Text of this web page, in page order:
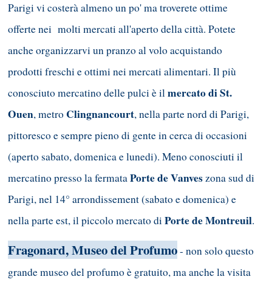
Parigi vi costerà almeno un po' ma troverete ottime
offerte nei molti mercati all'aperto della città. Potete
anche organizzarvi un pranzo al volo acquistando
prodotti freschi e ottimi nei mercati alimentari. Il più
conosciuto mercatino delle pulci è ilmercato di St.
Ouen, metro Clingnancourt, nella parte nord di Parigi,
pittoresco e sempre pieno di gente in cerca di occasioni
(aperto sabato, domenica e lunedi). Meno conosciuti il
mercatino presso la fermataPorte de Vanveszona sud di
Parigi, nel 14° arrondissement (sabato e domenica) e
nella parte est, il piccolo mercato diPorte de Montreuil.
Fragonard, Museo del Profumo- non solo questo
grande museo del profumo è gratuito, ma anche la visita